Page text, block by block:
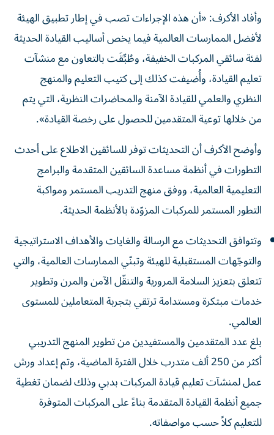
وأفاد الأكرف: «أن هذه الإجراءات تصب في إطار تطبيق الهيئة
لأفضل الممارسات العالمية فيما يخص أساليب القيادة الحديثة
لفئة سائقي المركبات الخفيفة، وطُبِّقَت بالتعاون مع منشآت
تعليم القيادة، وأُضيفت كذلك إلى كتيب التعليم والمنهج
النظري والعلمي للقيادة الآمنة والمحاضرات النظرية، التي يتم
من خلالها توعية المتقدمين للحصول على رخصة القيادة».
وأوضح الأكرف أن التحديثات توفر للسائقين الاطلاع على أحدث
التطورات في أنظمة مساعدة السائقين المتقدمة والبرامج
التعليمية العالمية، ووفق منهج التدريب المستمر ومواكبة
التطور المستمر للمركبات المزوّدة بالأنظمة الحديثة.
وتتوافق التحديثات مع الرسالة والغايات والأهداف الاستراتيجية
والتوجّهات المستقبلية للهيئة وتبنّي الممارسات العالمية، والتي
تتعلق بتعزيز السلامة المرورية والتنقّل الآمن والمرن وتطوير
خدمات مبتكرة ومستدامة ترتقي بتجربة المتعاملين للمستوى
العالمي.
بلغ عدد المتقدمين والمستفيدين من تطوير المنهج التدريبي
أكثر من 250 ألف متدرب خلال الفترة الماضية، وتم إعداد ورش
عمل لمنشآت تعليم قيادة المركبات بدبي وذلك لضمان تغطية
جميع أنظمة القيادة المتقدمة بناءً على المركبات المتوفرة
للتعليم كلاً حسب مواصفاته.